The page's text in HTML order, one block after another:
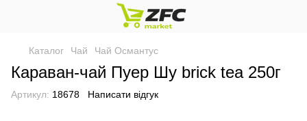
Каталог Чай Чай Османтус
Караван-чай Пуер Шу brick tea 250г
Артикул: 18678 Написати відгук